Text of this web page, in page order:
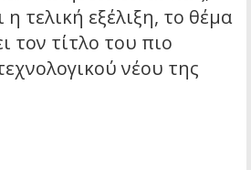
η τελική εξέλιξη, το θέμα
τον τίτλο του πιο
νέου της